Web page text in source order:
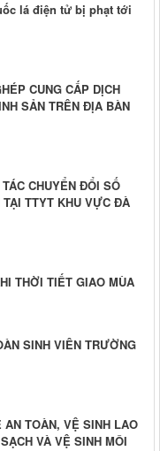
lá điện tử bị phạt tới
CUNG CẤP DỊCH
SẢN TRÊN ĐỊA BÀN
CHUYỂN ĐỔI SỐ
TTYT KHU VỰC ĐÀ
THỜI TIẾT GIAO MÙA
SINH VIÊN TRƯỜNG
TOÀN, VỆ SINH LAO
VÀ VỆ SINH MÔI